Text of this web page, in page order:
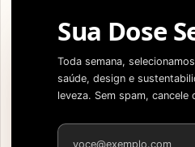
Sua Dose
Toda semana,
saúde, design e
leveza. Sem spam, cancele
Endereço de e-mail